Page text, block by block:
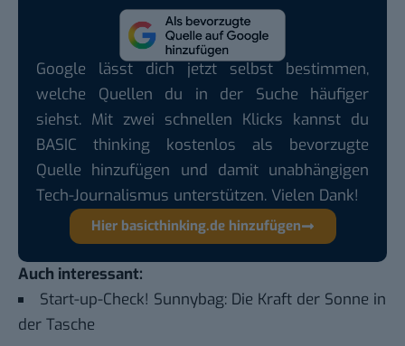
Google lässt dich jetzt selbst bestimmen,
welche Quellen du in der Suche häufiger
siehst. Mit zwei schnellen Klicks kannst du
BASIC thinking kostenlos als bevorzugte
Quelle hinzufügen und damit unabhängigen
Tech-Journalismus unterstützen. Vielen Dank!
Hier basicthinking.de hinzufügen
Auch interessant:
Start-up-Check! Sunnybag: Die Kraft der Sonne in
der Tasche